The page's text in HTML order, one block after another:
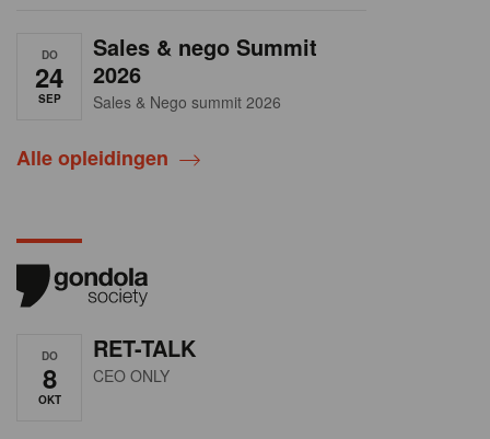
DO
24
SEP
Sales & nego Summit
2026
Sales & Nego summit 2026
Alle opleidingen
DO
8
OKT
RET-TALK
CEO ONLY